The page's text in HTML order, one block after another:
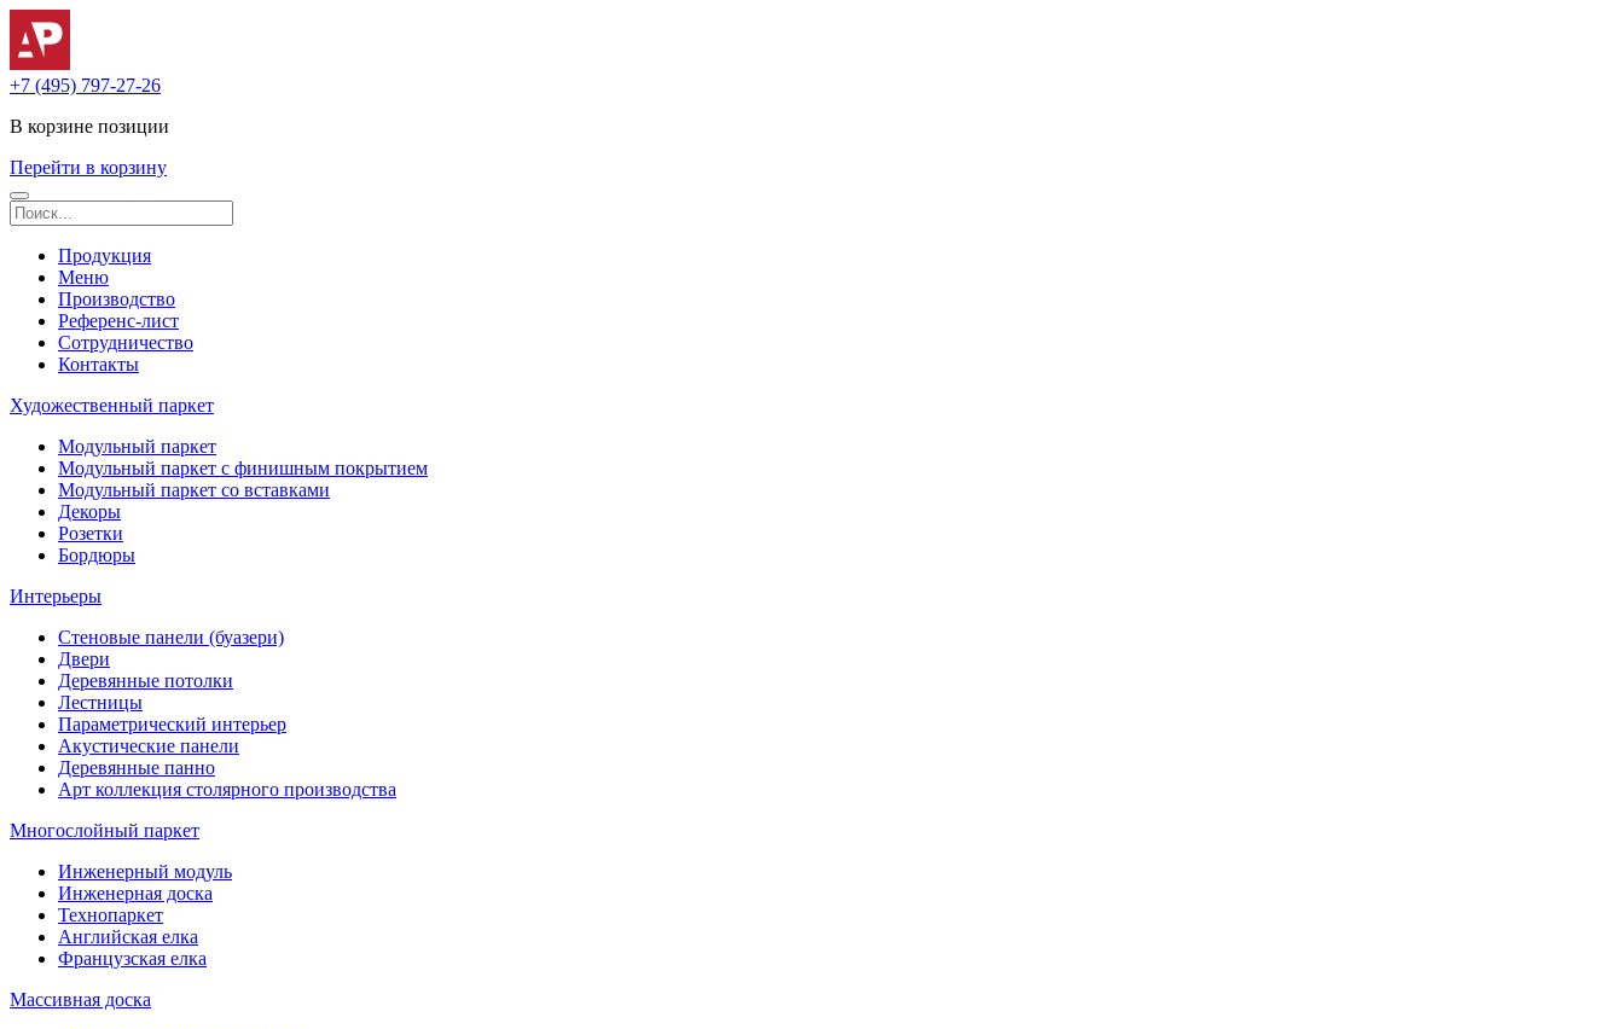
+7 (495) 797-27-26
В корзине позиции
Перейти в корзину
Продукция
Меню
Производство
Референс-лист
Сотрудничество
Контакты
Художественный паркет
Модульный паркет
Модульный паркет с финишным покрытием
Модульный паркет со вставками
Декоры
Розетки
Бордюры
Интерьеры
Стеновые панели (буазери)
Двери
Деревянные потолки
Лестницы
Параметрический интерьер
Акустические панели
Деревянные панно
Арт коллекция столярного производства
Многослойный паркет
Инженерный модуль
Инженерная доска
Технопаркет
Английская елка
Французская елка
Массивная доска